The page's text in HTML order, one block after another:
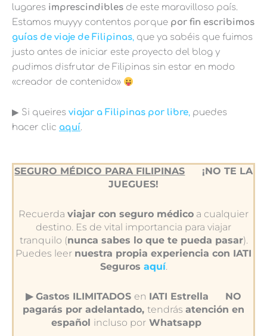
lugares imprescindibles de este maravilloso país.
Estamos muyyy contentos porque por fin escribimos
guías de viaje de Filipinas, que ya sabéis que fuimos
justo antes de iniciar este proyecto del blog y
pudimos disfrutar de Filipinas sin estar en modo
«creador de contenido»
▶︎ Si queires viajar a Filipinas por libre, puedes
hacer clic aquí.
SEGURO MÉDICO PARA FILIPINAS
¡NO TE LA
JUEGUES!
Recuerda viajar con seguro médico a cualquier
destino. Es de vital importancia para viajar
tranquilo (nunca sabes lo que te pueda pasar).
Puedes leer nuestra propia experiencia con IATI
Seguros aquí.
▶︎ Gastos ILIMITADOS en IATI Estrella
NO
pagarás por adelantado, tendrás atención en
español incluso por Whatsapp